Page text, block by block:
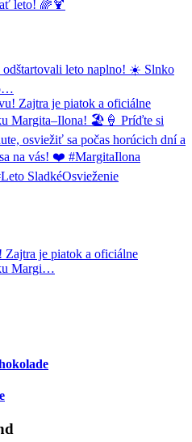
leto naplno! ☀️ Slnko
Zajtra je piatok a oficiálne
Margi…